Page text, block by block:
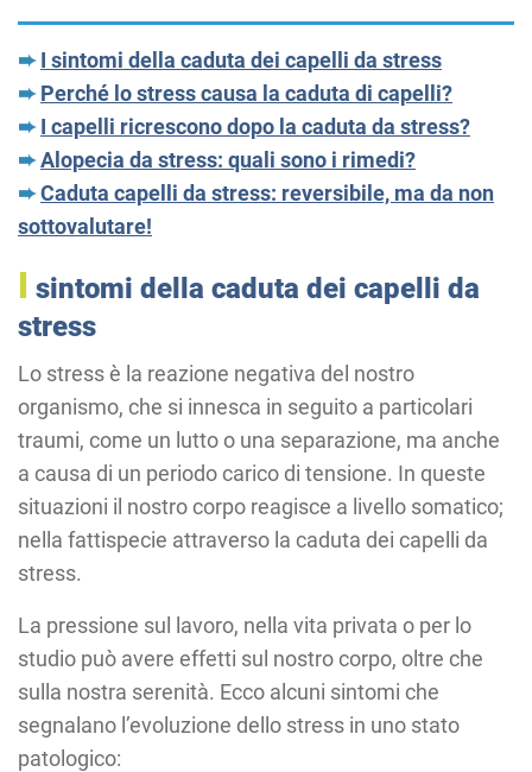
➨I sintomi della caduta dei capelli da stress
➨Perché lo stress causa la caduta di capelli?
➨I capelli ricrescono dopo la caduta da stress?
➨Alopecia da stress: quali sono i rimedi?
➨Caduta capelli da stress: reversibile, ma da non
sottovalutare!
I sintomi della caduta dei capelli da
stress
Lo stress è la reazione negativa del nostro
organismo, che si innesca in seguito a particolari
traumi, come un lutto o una separazione, ma anche
a causa di un periodo carico di tensione. In queste
situazioni il nostro corpo reagisce a livello somatico;
nella fattispecie attraverso la caduta dei capelli da
stress.
La pressione sul lavoro, nella vita privata o per lo
studio può avere effetti sul nostro corpo, oltre che
sulla nostra serenità. Ecco alcuni sintomi che
segnalano l’evoluzione dello stress in uno stato
patologico: